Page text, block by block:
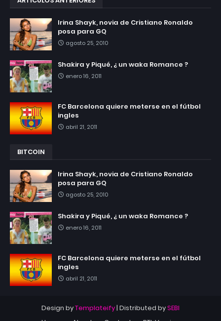
Irina Shayk, novia de Cristiano Ronaldo
posa para GQ
agosto 25, 2010
Shakira y Piqué, ¿ un waka Romance ?
enero 16, 2011
FC Barcelona quiere meterse en el fútbol
ingles
abril 21, 2011
BITCOIN
Irina Shayk, novia de Cristiano Ronaldo
posa para GQ
agosto 25, 2010
Shakira y Piqué, ¿ un waka Romance ?
enero 16, 2011
FC Barcelona quiere meterse en el fútbol
ingles
abril 21, 2011
Design byTemplateify| Distributed bySEBI